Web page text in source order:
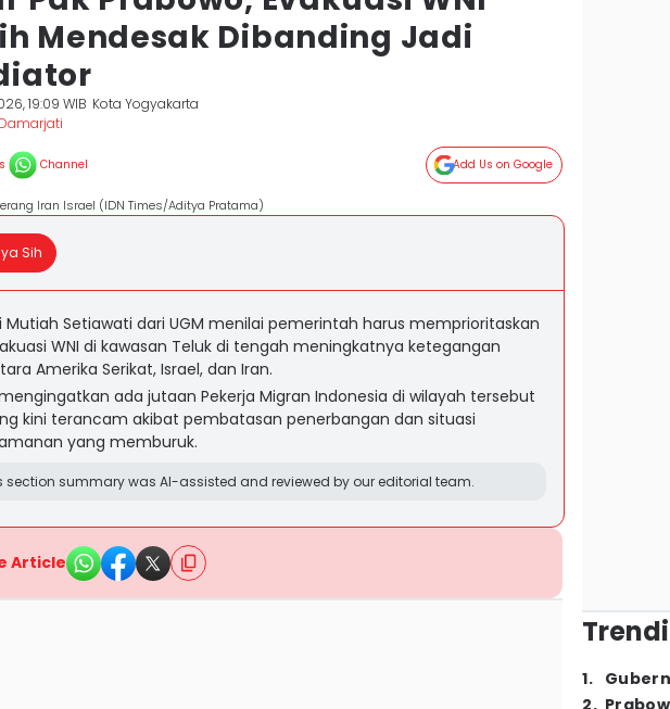
Mendesak Dibanding Jadi
19:09 WIB Kota Yogyakarta
Channel Add Us on Google
Iran Israel (IDN Times/Aditya Pratama)
Sih
Mutiah Setiawati dari UGM menilai pemerintah harus memprioritaskan
WNI di kawasan Teluk di tengah meningkatnya ketegangan
Amerika Serikat, Israel, dan Iran.
ada jutaan Pekerja Migran Indonesia di wilayah tersebut
kini terancam akibat pembatasan penerbangan dan situasi
yang memburuk.
section summary was AI-assisted and reviewed by our editorial team.
Article
1.
2.